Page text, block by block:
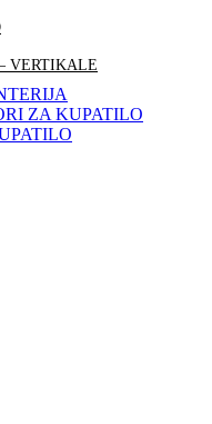
VERTIKALE
ZA KUPATILO